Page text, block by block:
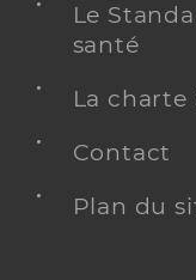
Le
santé
La
Contact
Plan du